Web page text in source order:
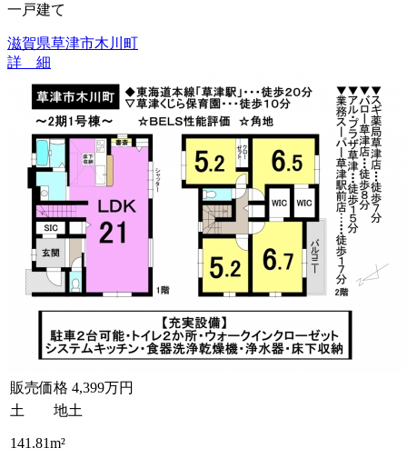
一戸建て
滋賀県草津市木川町
詳 細
販売価格 4,399万円
土 地土
141.81m²